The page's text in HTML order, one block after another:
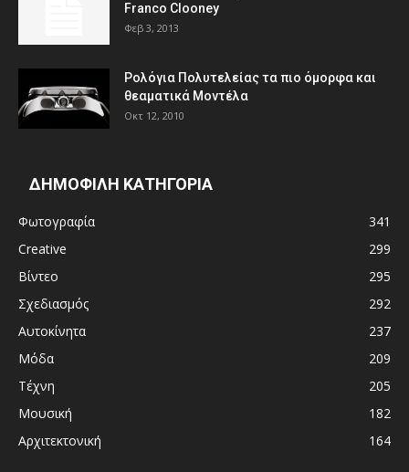
Franco Clooney
Φεβ 3, 2013
Ρολόγια Πολυτελείας τα πιο όμορφα και
θεαματικά Μοντέλα
Οκτ 12, 2010
ΔΗΜΟΦΙΛΗ ΚΑΤΗΓΟΡΙΑ
Φωτογραφία
341
Creative
299
Βίντεο
295
Σχεδιασμός
292
Αυτοκίνητα
237
Μόδα
209
Τέχνη
205
Μουσική
182
Αρχιτεκτονική
164